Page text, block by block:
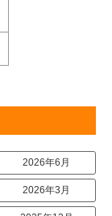
2026年6月
2026年3月